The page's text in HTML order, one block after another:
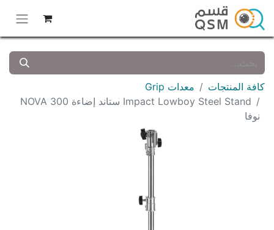
كافة المنتجات
معدات Grip
Impact Lowboy Steel Stand ستاند إضاءة 300 NOVA
نوفا